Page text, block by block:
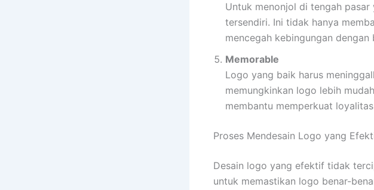
Untuk menonjol di tengah
tersendiri. Ini tidak hanya
mencegah kebingungan dengan
Memorable
Logo yang baik harus
memungkinkan logo lebih
membantu memperkuat
Proses Mendesain Logo yang
Desain logo yang efektif tidak
untuk memastikan logo benar-